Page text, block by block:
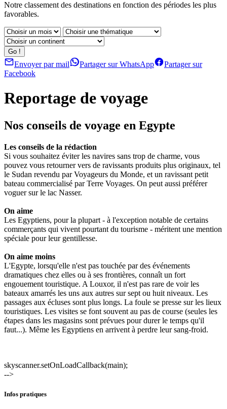
Notre classement des destinations en fonction des périodes les plus
favorables.
Envoyer par mail Partager sur WhatsApp
Partager sur
Facebook
Reportage de voyage
Nos conseils de voyage en Egypte
Les conseils de la rédaction
Si vous souhaitez éviter les navires sans trop de charme, vous
pouvez vous retourner vers de ravissants produits plus originaux, tel
le Sudan revendu par Voyageurs du Monde, et un ravissant petit
bateau commercialisé par Terre Voyages. On peut aussi préférer
voguer sur le lac Nasser.
On aime
Les Egyptiens, pour la plupart - à l'exception notable de certains
commerçants qui vivent pourtant du tourisme - méritent une mention
spéciale pour leur gentillesse.
On aime moins
L'Egypte, lorsqu'elle n'est pas touchée par des événements
dramatiques chez elles ou à ses frontières, connaît un fort
engouement touristique. A Louxor, il n'est pas rare de voir les
bateaux amarrés les uns aux autres sur sept ou huit niveaux. Les
passages aux écluses sont plus longs. La foule se presse sur les lieux
touristiques. Les visites se font souvent au pas de course (seules les
étapes dans les magasins sont prévues pour durer le temps qu'il
faut...). Même les Egyptiens en arrivent à perdre leur sang-froid.
skyscanner.setOnLoadCallback(main);
-->
Infos pratiques